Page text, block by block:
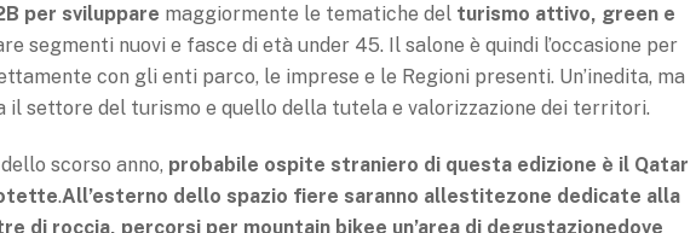
per sviluppare maggiormente le tematiche del turismo attivo, green e
segmenti nuovi e fasce di età under 45. Il salone è quindi l’occasione per
con gli enti parco, le imprese e le Regioni presenti. Un’inedita, ma
il settore del turismo e quello della tutela e valorizzazione dei territori.
scorso anno, probabile ospite straniero di questa edizione è il Qatar
.All’esterno dello spazio fiere saranno allestitezone dedicate alla
di roccia, percorsi per mountain bikee un’area di degustazionedove